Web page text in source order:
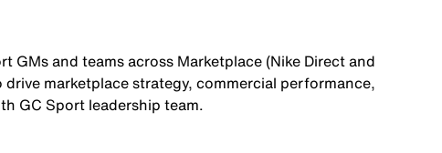
and teams across Marketplace (Nike Direct and
marketplace strategy, commercial performance,
GC Sport leadership team.